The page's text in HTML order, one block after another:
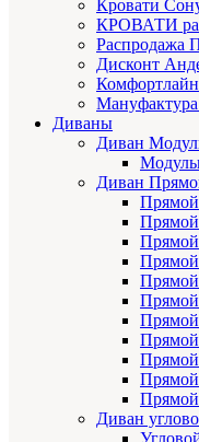
Кровати
КРОВАТИ
Распродажа
Дисконт
Комфортлайн
Диваны
Диван
Диван
Прямой
Прямой
Прямой
Диван